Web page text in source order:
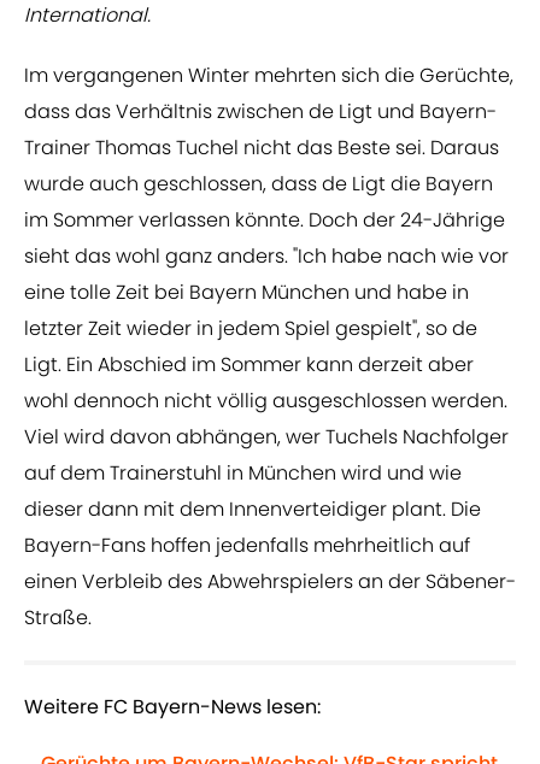
International.
Im vergangenen Winter mehrten sich die Gerüchte,
dass das Verhältnis zwischen de Ligt und Bayern-
Trainer Thomas Tuchel nicht das Beste sei. Daraus
wurde auch geschlossen, dass de Ligt die Bayern
im Sommer verlassen könnte. Doch der 24-Jährige
sieht das wohl ganz anders. "Ich habe nach wie vor
eine tolle Zeit bei Bayern München und habe in
letzter Zeit wieder in jedem Spiel gespielt", so de
Ligt. Ein Abschied im Sommer kann derzeit aber
wohl dennoch nicht völlig ausgeschlossen werden.
Viel wird davon abhängen, wer Tuchels Nachfolger
auf dem Trainerstuhl in München wird und wie
dieser dann mit dem Innenverteidiger plant. Die
Bayern-Fans hoffen jedenfalls mehrheitlich auf
einen Verbleib des Abwehrspielers an der Säbener-
Straße.
Weitere FC Bayern-News lesen: